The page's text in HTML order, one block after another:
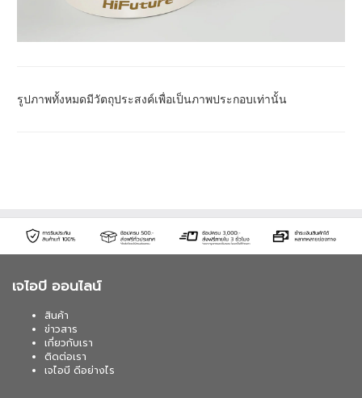
รูปภาพทั้งหมดมีวัตถุประสงค์เพื่อเป็นภาพประกอบเท่านั้น
เจไอบี ออนไลน์
สินค้า
ข่าวสาร
เกี่ยวกับเรา
ติดต่อเรา
เจไอบี ดีอย่างไร